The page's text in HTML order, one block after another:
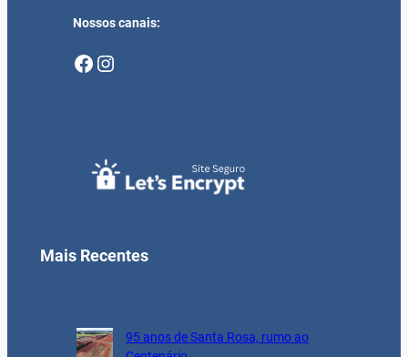
Nossos canais:
Facebook Instagram
Mais Recentes
95 anos de Santa Rosa, rumo ao